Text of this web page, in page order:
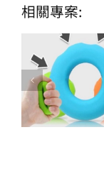
相關專案: